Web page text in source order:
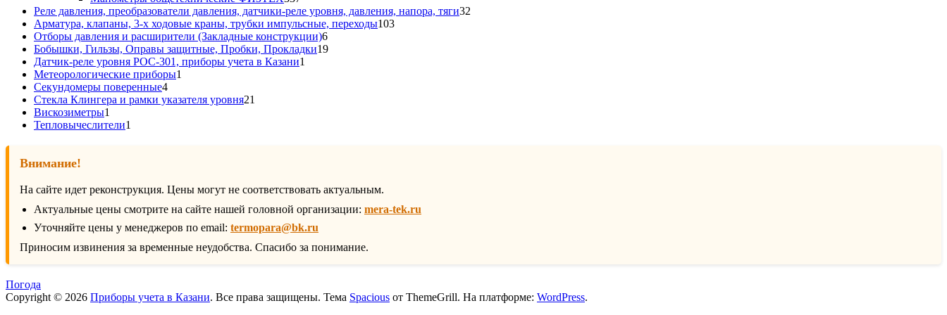
товаров
Реле давления, преобразователи давления, датчики-реле уровня, давления, напора, тяги32
Арматура, клапаны, 3-х ходовые краны, трубки импульсные, переходы103103
Отборы давления и расширители (Закладные конструкции)66
товаров
Бобышки, Гильзы, Оправы защитные, Пробки, Прокладки1919
Датчик-реле уровня РОС-301, приборы учета в Казани1
Метеорологические приборы1
Секундомеры поверенные44
товара
Стекла Клингера и рамки указателя уровня21
Вискозиметры1
товар
Тепловычеслители1
Внимание!
На сайте идет реконструкция. Цены могут не соответствовать актуальным.
Актуальные цены смотрите на сайте нашей головной организации: mera-tek.ru
Уточняйте цены у менеджеров по email: termopara@bk.ru
Приносим извинения за временные неудобства. Спасибо за понимание.
Погода
Copyright © 2026 Приборы учета в Казани. Все права защищены. Тема Spacious от ThemeGrill. На платформе: WordPress.